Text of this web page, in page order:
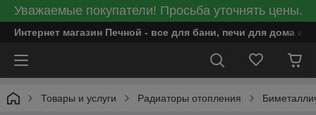
Уважаемые покупатели! Просьба уточнять цены.
Интернет магазин Печной - все для бани, печи для дома и
Товары и услуги Радиаторы отопления